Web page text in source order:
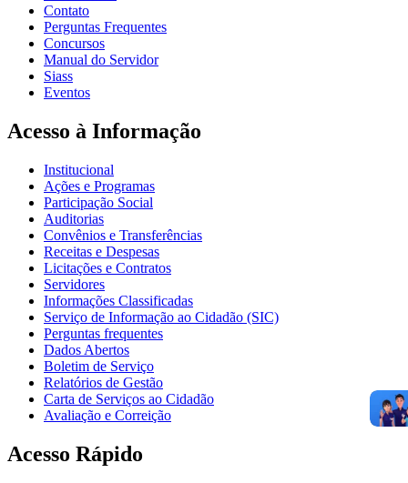
Contato
Perguntas Frequentes
Concursos
Manual do Servidor
Siass
Eventos
Acesso à Informação
Institucional
Ações e Programas
Participação Social
Auditorias
Convênios e Transferências
Receitas e Despesas
Licitações e Contratos
Servidores
Informações Classificadas
Serviço de Informação ao Cidadão (SIC)
Perguntas frequentes
Dados Abertos
Boletim de Serviço
Relatórios de Gestão
Carta de Serviços ao Cidadão
Avaliação e Correição
Acesso Rápido